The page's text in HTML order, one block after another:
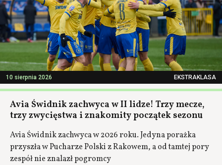
10 sierpnia 2026 EKSTRAKLASA
Avia Świdnik zachwyca w II lidze! Trzy mecze,
trzy zwycięstwa i znakomity początek sezonu
Avia Świdnik zachwyca w 2026 roku. Jedyna porażka
przyszła w Pucharze Polski z Rakowem, a od tamtej pory
zespół nie znalazł pogromcy